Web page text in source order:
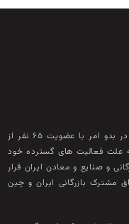
شورای بازرگانی ایران و چین که در بدو امر با عضويت ۶۵ نفر از
علت فعاليت‌ های گسترده خود
و صنايع و معادن ايران قرار
مشترک بازرگانی ايران و چين